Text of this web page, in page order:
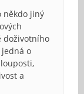
někdo jiný
doživotního
o
a